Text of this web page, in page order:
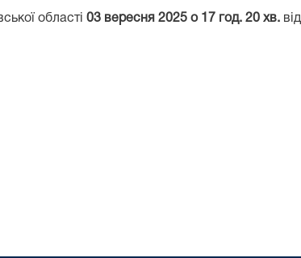
області 03 вересня 2025 о 17 год. 20 хв.